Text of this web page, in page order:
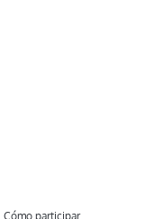
Cómo participar